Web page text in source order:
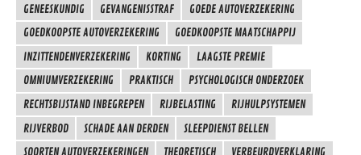
GENEESKUNDIG
GEVANGENISSTRAF
GOEDE AUTOVERZEKERING
GOEDKOOPSTE AUTOVERZEKERING
GOEDKOOPSTE MAATSCHAPPIJ
INZITTENDENVERZEKERING
KORTING
LAAGSTE PREMIE
OMNIUMVERZEKERING
PRAKTISCH
PSYCHOLOGISCH ONDERZOEK
RECHTSBIJSTAND INBEGREPEN
RIJBELASTING
RIJHULPSYSTEMEN
RIJVERBOD
SCHADE AAN DERDEN
SLEEPDIENST BELLEN
SOORTEN AUTOVERZEKERINGEN
THEORETISCH VERBEURDVERKLARING